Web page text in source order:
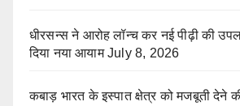
धीरसन्स ने आरोह लॉन्च कर नई पीढ़ी की
दिया नया आयाम July 8, 2026
कबाड़ भारत के इस्पात क्षेत्र को मजबूती देने